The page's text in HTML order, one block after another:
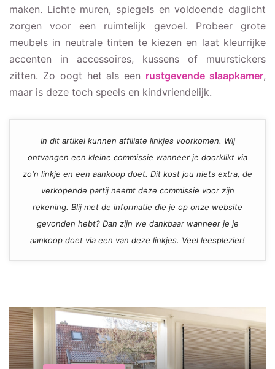
maken. Lichte muren, spiegels en voldoende daglicht
zorgen voor een ruimtelijk gevoel. Probeer grote
meubels in neutrale tinten te kiezen en laat kleurrijke
accenten in accessoires, kussens of muurstickers
zitten. Zo oogt het als een rustgevende slaapkamer,
maar is deze toch speels en kindvriendelijk.
In dit artikel kunnen affiliate linkjes voorkomen. Wij
ontvangen een kleine commissie wanneer je doorklikt via
zo'n linkje en een aankoop doet. Dit kost jou niets extra, de
verkopende partij neemt deze commissie voor zijn
rekening. Blij met de informatie die je op onze website
gevonden hebt? Dan zijn we dankbaar wanneer je je
aankoop doet via een van deze linkjes. Veel leesplezier!